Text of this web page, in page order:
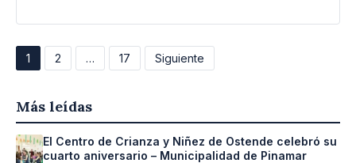
Paginación
entradas
1 2 … 17 Siguiente
Más leídas
El Centro de Crianza y Niñez de Ostende celebró su
cuarto aniversario – Municipalidad de Pinamar